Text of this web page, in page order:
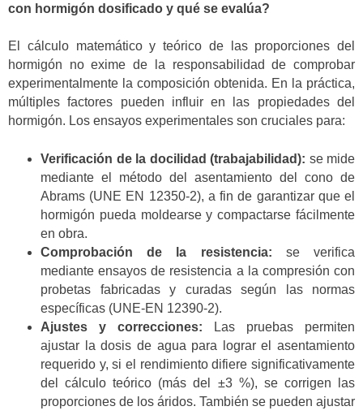
con hormigón dosificado y qué se evalúa?
El cálculo matemático y teórico de las proporciones del
hormigón no exime de la responsabilidad de comprobar
experimentalmente la composición obtenida. En la práctica,
múltiples factores pueden influir en las propiedades del
hormigón. Los ensayos experimentales son cruciales para:
Verificación de la docilidad (trabajabilidad): se mide
mediante el método del asentamiento del cono de
Abrams (UNE EN 12350-2), a fin de garantizar que el
hormigón pueda moldearse y compactarse fácilmente
en obra.
Comprobación de la resistencia: se verifica
mediante ensayos de resistencia a la compresión con
probetas fabricadas y curadas según las normas
específicas (UNE-EN 12390-2).
Ajustes y correcciones: Las pruebas permiten
ajustar la dosis de agua para lograr el asentamiento
requerido y, si el rendimiento difiere significativamente
del cálculo teórico (más del ±3 %), se corrigen las
proporciones de los áridos. También se pueden ajustar